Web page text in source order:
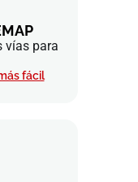
vías para
fácil